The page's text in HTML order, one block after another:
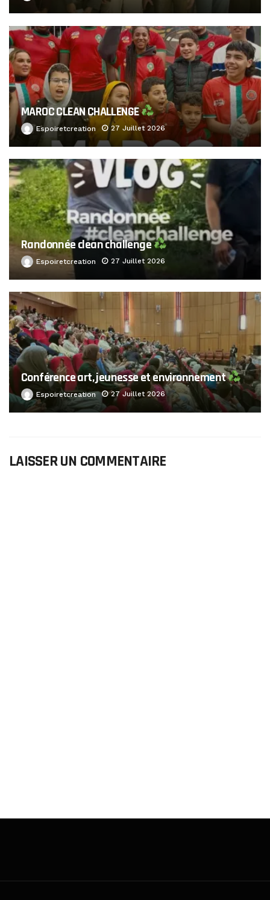
MAROC CLEAN CHALLENGE
Espoiretcreation 27 Juillet 2026
Randonnée clean challenge
Espoiretcreation 27 Juillet 2026
Conférence art, jeunesse et environnement
Espoiretcreation 27 Juillet 2026
LAISSER UN COMMENTAIRE